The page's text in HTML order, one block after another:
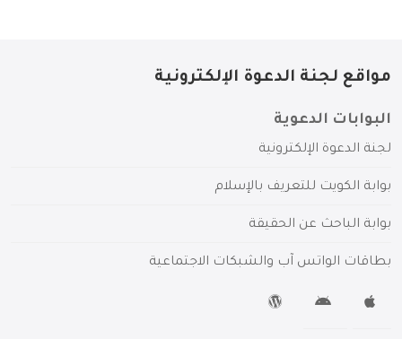
مواقع لجنة الدعوة الإلكترونية
البوابات الدعوية
لجنة الدعوة الإلكترونية
بوابة الكويت للتعريف بالإسلام
بوابة الباحث عن الحقيقة
بطاقات الواتس آب والشبكات الاجتماعية